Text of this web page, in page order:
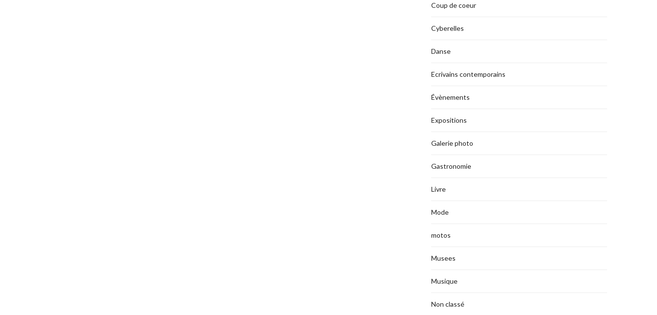
Coup de coeur
Cyberelles
Danse
Ecrivains contemporains
Évènements
Expositions
Galerie photo
Gastronomie
Livre
Mode
motos
Musees
Musique
Non classé